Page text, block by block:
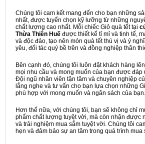
Chúng tôi cam kết mang đến cho bạn những
nhất, được tuyển chọn kỹ lưỡng từ những
chất lượng cao nhất. Mỗi chiếc Giỏ quà tết tại
Thừa Thiên Huế được thiết kế tỉ mỉ và tinh tế,
và độc đáo, tạo nên món quà tết thú vị và ý
yêu, đối tác quý bề trên và đồng nghiệp thân
Bên cạnh đó, chúng tôi luôn đặt khách hàng
mọi nhu cầu và mong muốn của bạn được đáp
Đội ngũ nhân viên tận tâm và chuyên nghiệp
lắng nghe và tư vấn cho bạn lựa chọn những
phù hợp với mong muốn và ngân sách của bạn.
Hơn thế nữa, với chúng tôi, bạn sẽ không chỉ
phẩm chất lượng tuyệt vời, mà còn nhận được
và trải nghiệm mua sắm tuyệt vời. Chúng tôi
hẹn và đảm bảo sự an tâm trong quá trình mua